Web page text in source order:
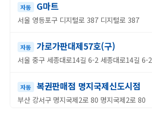
자동 G마트
서울 영등포구 디지털로 387 디지털로 387
자동 가로가판대제57호(구)
서울 중구 세종대로14길 6-2 세종대로14길 6-2
자동 복권판매점 명지국제신도시점
부산 강서구 명지국제2로 80 명지국제2로 80